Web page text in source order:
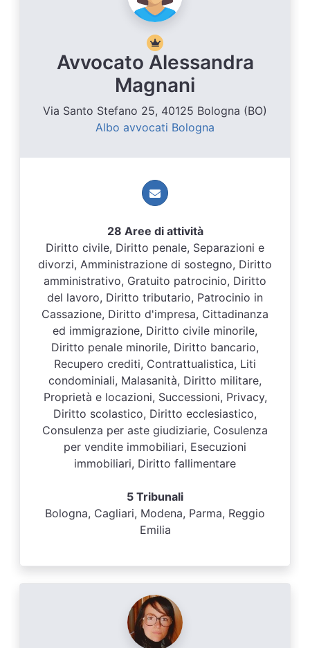
Avvocato Alessandra
Magnani
Via Santo Stefano 25, 40125 Bologna (BO)
Albo avvocati Bologna
28 Aree di attività
Diritto civile, Diritto penale, Separazioni e
divorzi, Amministrazione di sostegno, Diritto
amministrativo, Gratuito patrocinio, Diritto
del lavoro, Diritto tributario, Patrocinio in
Cassazione, Diritto d'impresa, Cittadinanza
ed immigrazione, Diritto civile minorile,
Diritto penale minorile, Diritto bancario,
Recupero crediti, Contrattualistica, Liti
condominiali, Malasanità, Diritto militare,
Proprietà e locazioni, Successioni, Privacy,
Diritto scolastico, Diritto ecclesiastico,
Consulenza per aste giudiziarie, Cosulenza
per vendite immobiliari, Esecuzioni
immobiliari, Diritto fallimentare
5 Tribunali
Bologna, Cagliari, Modena, Parma, Reggio
Emilia